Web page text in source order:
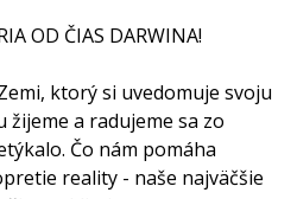
OD ČIAS DARWINA!
ktorý si uvedomuje svoju
a radujeme sa zo
Čo nám pomáha
reality - naše najväčšie